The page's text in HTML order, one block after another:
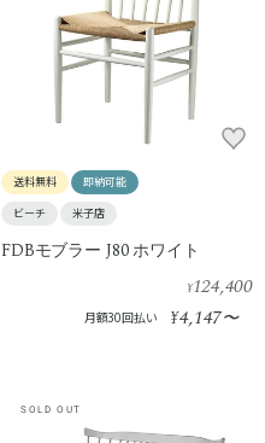
送料無料
即納可能
ビーチ
米子店
FDBモブラー J80 ホワイト
¥124,400
月額30回払い ¥4,147〜
SOLD OUT